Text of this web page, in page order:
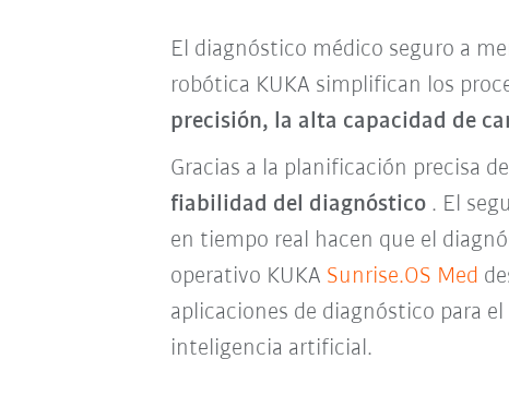
El diagnóstico médico seguro a
robótica KUKA simplifican los
precisión, la alta capacidad de
Gracias a la planificación precisa
fiabilidad del diagnóstico. El
en tiempo real hacen que el
operativo KUKA Sunrise.OS Med
aplicaciones de diagnóstico para
inteligencia artificial.